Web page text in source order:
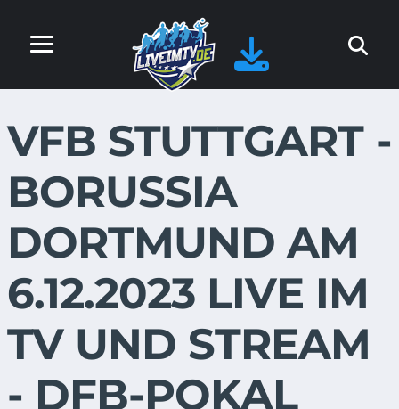
VFB STUTTGART -
BORUSSIA
DORTMUND AM
6.12.2023 LIVE IM
TV UND STREAM
- DFB-POKAL